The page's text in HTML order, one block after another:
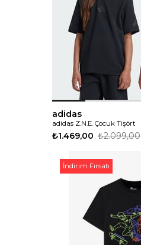
adidas
adidas Z.N.E. Çocuk Tişört
₺1.469,00 ₺2.099,00
İndirim Fırsatı